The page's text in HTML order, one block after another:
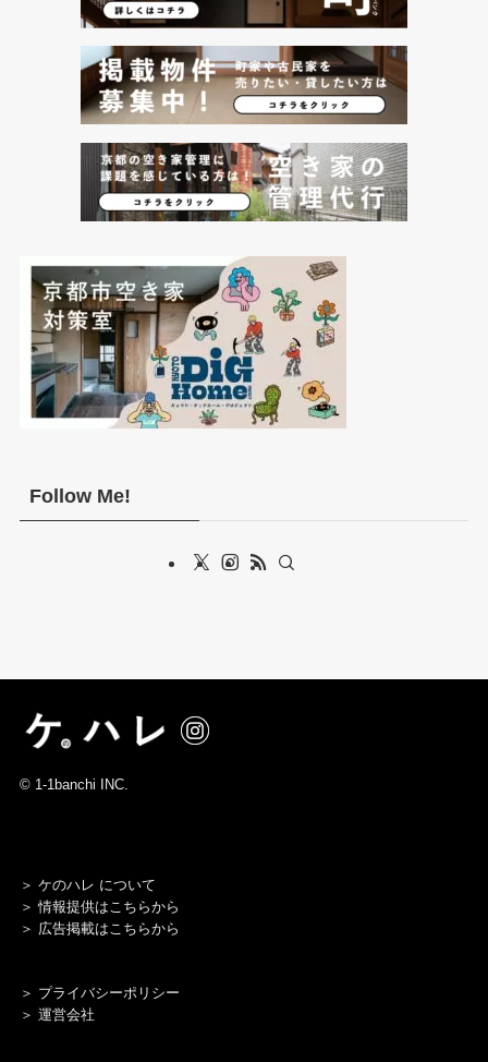
Follow Me!
©1-1banchi INC.
＞ ケのハレ について
＞情報提供はこちらから
＞ 広告掲載はこちらから
＞ プライバシーポリシー
＞ 運営会社